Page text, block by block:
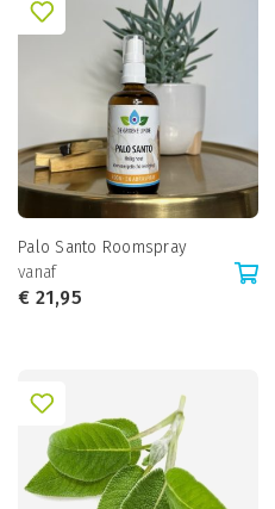
Palo Santo Roomspray
vanaf
€ 21,95